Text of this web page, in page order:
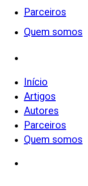
Parceiros
Quem somos
Início
Artigos
Autores
Parceiros
Quem somos